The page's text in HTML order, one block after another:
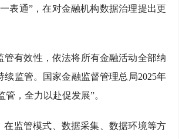
表通”，在对金融机构数据治理提出更
有效性，依法将所有金融活动全部纳
监管。国家金融监督管理总局2025年
，全力以赴促发展”。
监管模式、数据采集、数据环境等方